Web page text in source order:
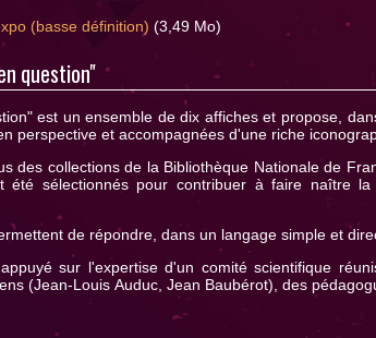
(basse définition) (3,49 Mo)
question"
est un ensemble de dix affiches et propose,
perspective et accompagnées d'une riche
des collections de la Bibliothèque Nationale de
été sélectionnés pour contribuer à faire naître
de répondre, dans un langage simple et
sur l'expertise d'un comité scientifique
(Jean-Louis Auduc, Jean Baubérot), des